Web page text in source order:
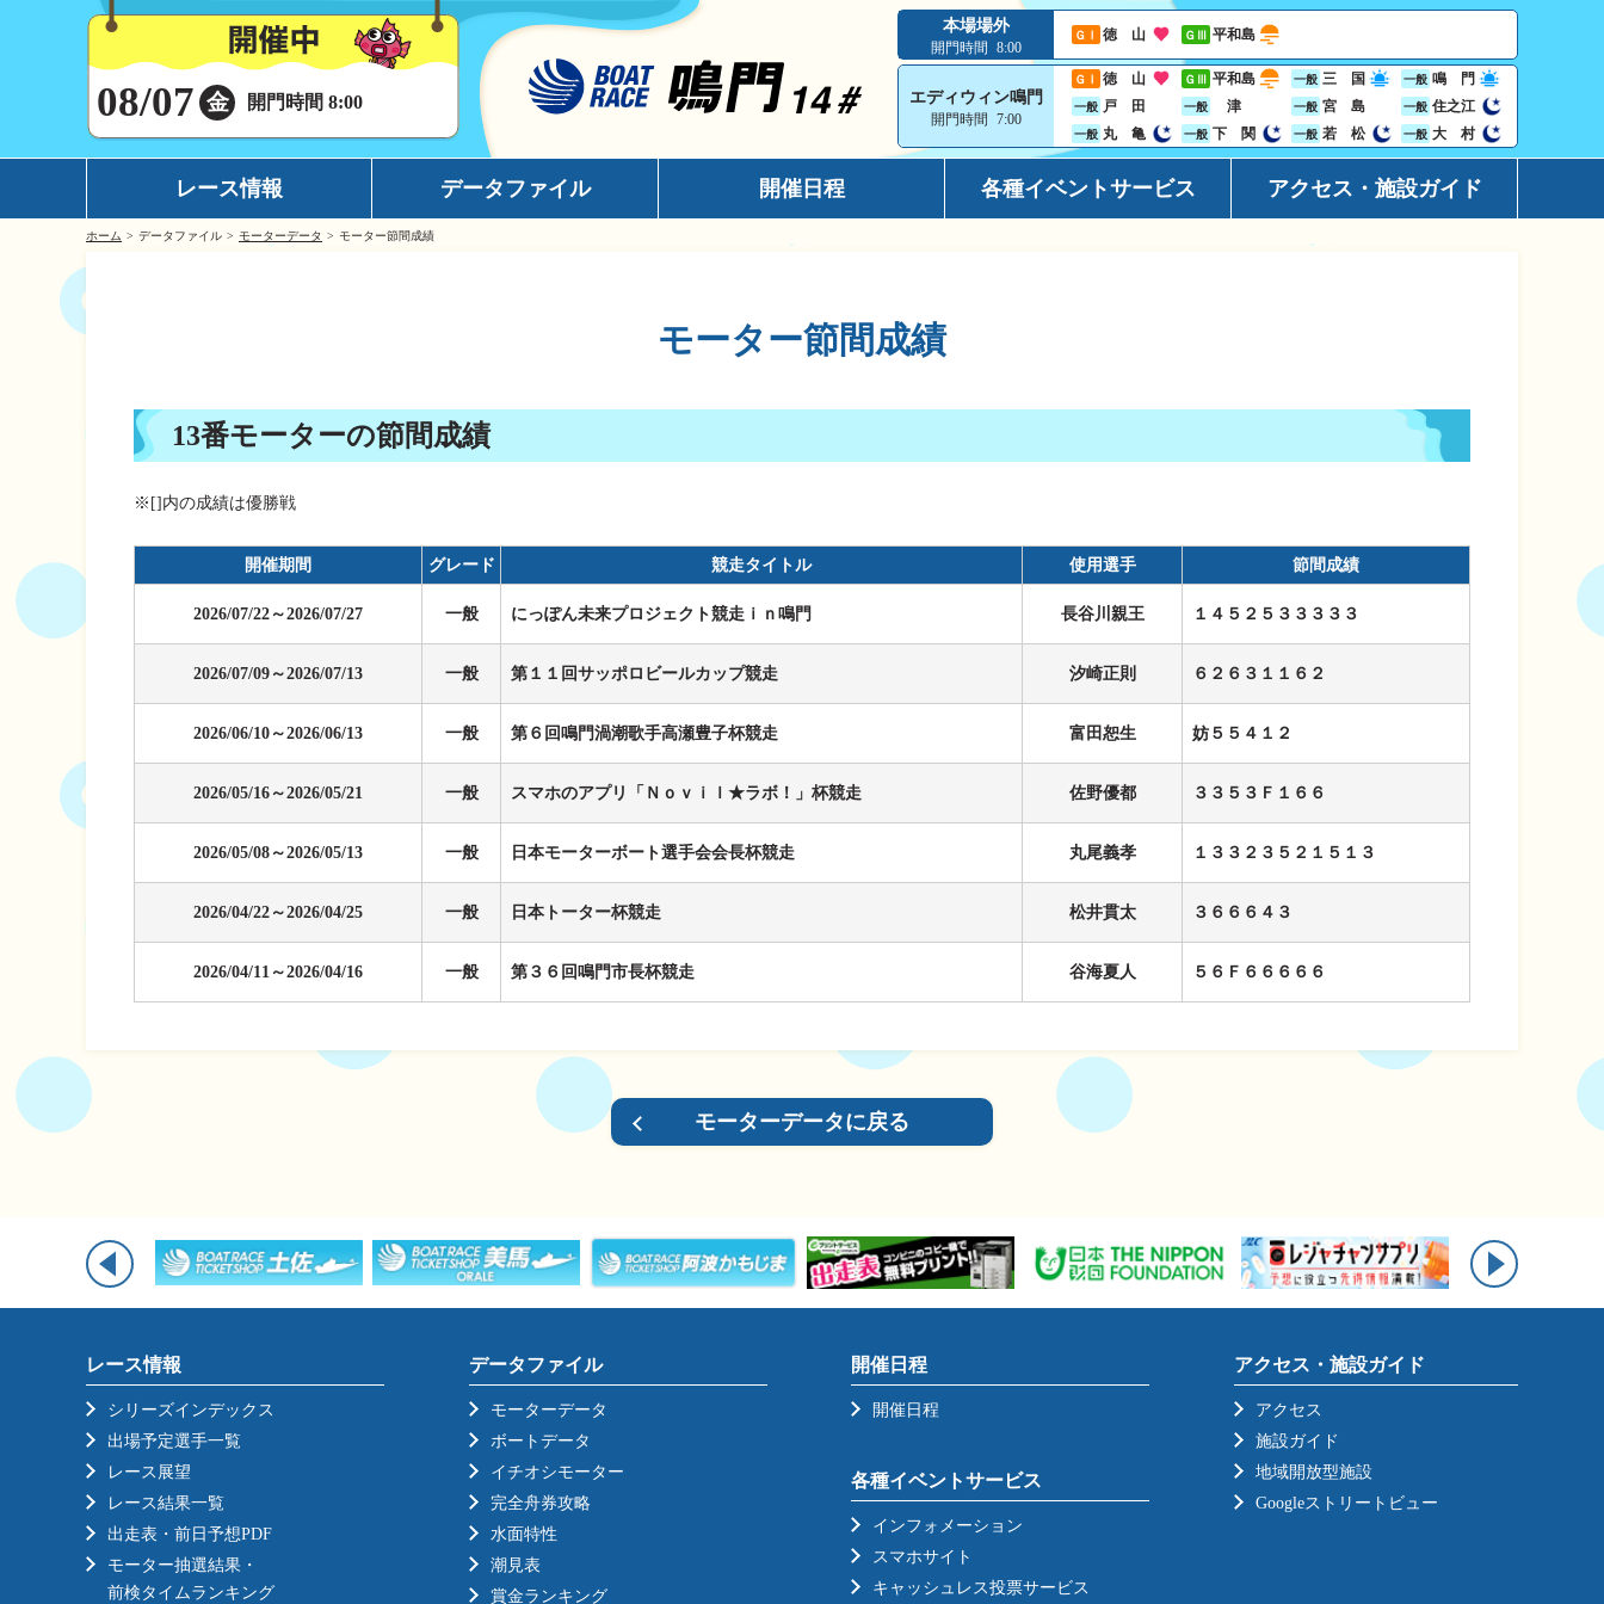
08/07 金 開門時間 8:00
本場場外
開門時間 8:00
ＧⅠ 徳 山 ＧⅢ 平和島
エディウィン鳴門
開門時間 7:00
ＧⅠ 徳 山 ＧⅢ 平和島 一般 三 国 一般 鳴 門
一般 戸 田 一般 津 一般 宮 島 一般 住之江
一般 丸 亀 一般 下 関 一般 若 松 一般 大 村
レース情報
シリーズインデックス
出走表・前日予想PDF
モーター抽選結果・前検タイムランキング
得点率ランキング
データファイル
水面特性
出目データ
徳島支部選手一覧
新人選手紹介
開催日程 各種イベントサービス アクセス・施設ガイド
ホーム データファイル モーターデータ モーター節間成績
モーター節間成績
13番モーターの節間成績
※[]内の成績は優勝戦
開催期間 グレード 競走タイトル 使用選手 節間成績
2026/07/22～2026/07/27 一般 にっぽん未来プロジェクト競走ｉｎ鳴門 長谷川親王 １４５２５３３３３３
2026/07/09～2026/07/13 一般 第１１回サッポロビールカップ競走 汐崎正則 ６２６３１１６２
2026/06/10～2026/06/13 一般 第６回鳴門渦潮歌手高瀬豊子杯競走 富田恕生 妨５５４１２
2026/05/16～2026/05/21 一般 スマホのアプリ「Ｎｏｖｉｌ★ラボ！」杯競走 佐野優都 ３３５３Ｆ１６６
2026/05/08～2026/05/13 一般 日本モーターボート選手会会長杯競走 丸尾義孝 １３３２３５２１５１３
2026/04/22～2026/04/25 一般 日本トーター杯競走 松井貫太 ３６６６４３
2026/04/11～2026/04/16 一般 第３６回鳴門市長杯競走 谷海夏人 ５６Ｆ６６６６６
モーターデータに戻る
レース情報
シリーズインデックス
出場予定選手一覧
レース展望
レース結果一覧
出走表・前日予想PDF
モーター抽選結果・
前検タイムランキング
データファイル
モーターデータ
ボートデータ
イチオシモーター
完全舟券攻略
水面特性
潮見表
賞金ランキング
開催日程
開催日程
各種イベントサービス
インフォメーション
スマホサイト
キャッシュレス投票サービス
アクセス・施設ガイド
アクセス
施設ガイド
地域開放型施設
Googleストリートビュー